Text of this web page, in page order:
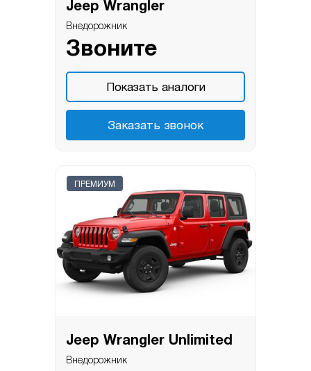
Jeep Wrangler
Внедорожник
Звоните
Показать аналоги
Заказать звонок
ПРЕМИУМ
Jeep Wrangler Unlimited
Внедорожник